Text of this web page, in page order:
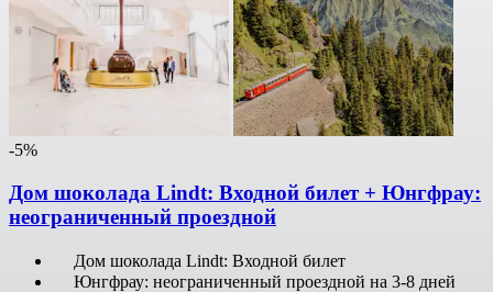
-5%
Дом шоколада Lindt: Входной билет + Юнгфрау:
неограниченный проездной
Дом шоколада Lindt: Входной билет
Юнгфрау: неограниченный проездной на 3-8 дней